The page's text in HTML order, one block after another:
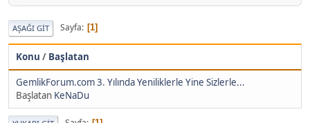
AŞAĞI GIT Sayfa 1
Konu / Başlatan
GemlikForum.com 3. Yılında Yeniliklerle Yine Sizlerle...
Başlatan KeNaDu